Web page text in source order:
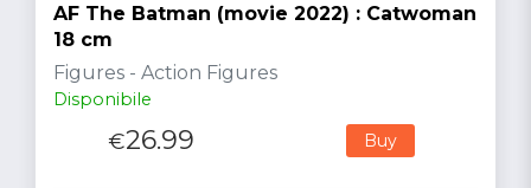
AF The Batman (movie 2022) : Catwoman
18 cm
Figures - Action Figures
Disponibile
€26.99 Buy